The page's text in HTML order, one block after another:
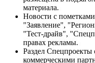
материала.
Новости с
"Заявление",
"Тест-драйв",
правах рекламы.
Раздел Спецпроекты
коммерческими